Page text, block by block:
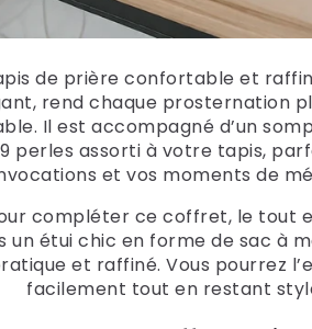
de prière confortable et
rend chaque prosternation
Il est accompagné d’un
perles assorti à votre tapis,
et vos moments de
compléter ce coffret, le tout
un étui chic en forme de sac à
et raffiné. Vous pourrez
facilement tout en restant